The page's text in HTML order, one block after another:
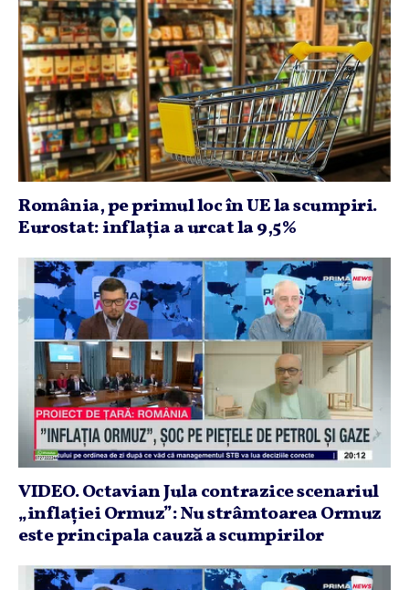
România, pe primul loc în UE la scumpiri.
Eurostat: inflaţia a urcat la 9,5%
VIDEO. Octavian Jula contrazice scenariul
„inflaţiei Ormuz”: Nu strâmtoarea Ormuz
este principala cauză a scumpirilor